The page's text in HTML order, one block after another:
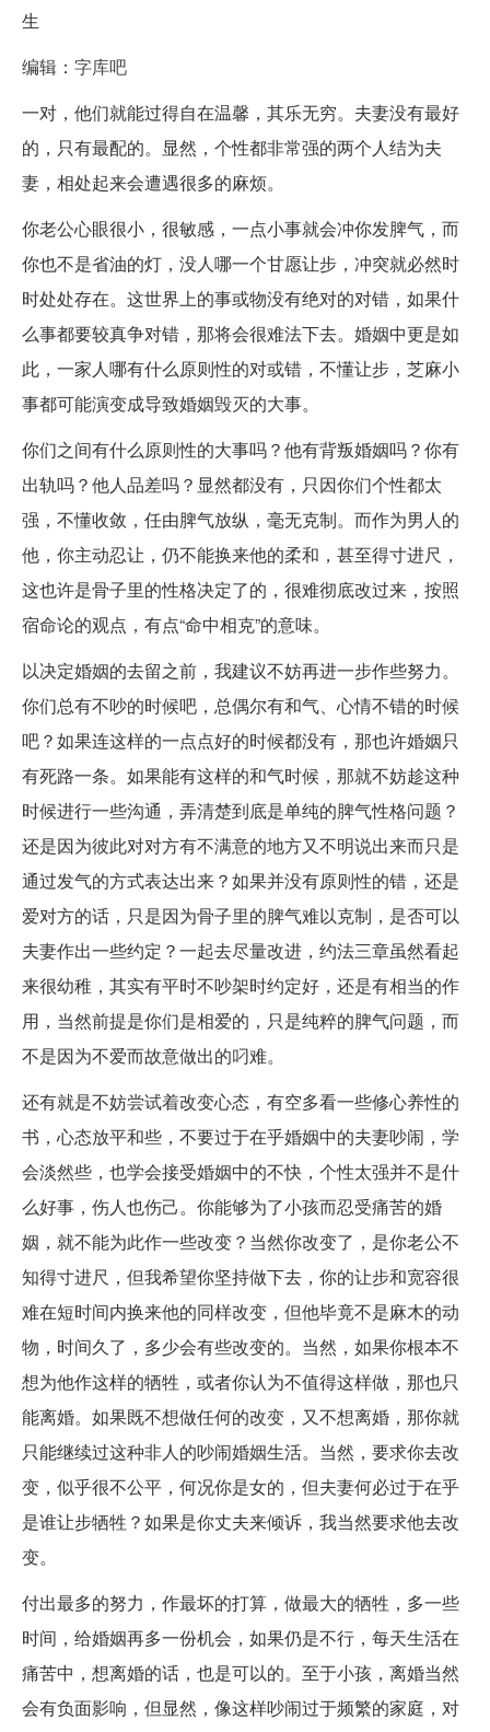
生
编辑： 字库吧
一对，他们就能过得自在温馨，其乐无穷。夫妻没有最好
的，只有最配的。显然，个性都非常强的两个人结为夫
妻，相处起来会遭遇很多的麻烦。
你老公心眼很小，很敏感，一点小事就会冲你发脾气，而
你也不是省油的灯，没人哪一个甘愿让步，冲突就必然时
时处处存在。这世界上的事或物没有绝对的对错，如果什
么事都要较真争对错，那将会很难法下去。婚姻中更是如
此，一家人哪有什么原则性的对或错，不懂让步，芝麻小
事都可能演变成导致婚姻毁灭的大事。
你们之间有什么原则性的大事吗？他有背叛婚姻吗？你有
出轨吗？他人品差吗？显然都没有，只因你们个性都太
强，不懂收敛，任由脾气放纵，毫无克制。而作为男人的
他，你主动忍让，仍不能换来他的柔和，甚至得寸进尺，
这也许是骨子里的性格决定了的，很难彻底改过来，按照
宿命论的观点，有点“命中相克”的意味。
以决定婚姻的去留之前，我建议不妨再进一步作些努力。
你们总有不吵的时候吧，总偶尔有和气、心情不错的时候
吧？如果连这样的一点点好的时候都没有，那也许婚姻只
有死路一条。如果能有这样的和气时候，那就不妨趁这种
时候进行一些沟通，弄清楚到底是单纯的脾气性格问题？
还是因为彼此对对方有不满意的地方又不明说出来而只是
通过发气的方式表达出来？如果并没有原则性的错，还是
爱对方的话，只是因为骨子里的脾气难以克制，是否可以
夫妻作出一些约定？一起去尽量改进，约法三章虽然看起
来很幼稚，其实有平时不吵架时约定好，还是有相当的作
用，当然前提是你们是相爱的，只是纯粹的脾气问题，而
不是因为不爱而故意做出的叼难。
还有就是不妨尝试着改变心态，有空多看一些修心养性的
书，心态放平和些，不要过于在乎婚姻中的夫妻吵闹，学
会淡然些，也学会接受婚姻中的不快，个性太强并不是什
么好事，伤人也伤己。你能够为了小孩而忍受痛苦的婚
姻，就不能为此作一些改变？当然你改变了，是你老公不
知得寸进尺，但我希望你坚持做下去，你的让步和宽容很
难在短时间内换来他的同样改变，但他毕竟不是麻木的动
物，时间久了，多少会有些改变的。当然，如果你根本不
想为他作这样的牺牲，或者你认为不值得这样做，那也只
能离婚。如果既不想做任何的改变，又不想离婚，那你就
只能继续过这种非人的吵闹婚姻生活。当然，要求你去改
变，似乎很不公平，何况你是女的，但夫妻何必过于在乎
是谁让步牺牲？如果是你丈夫来倾诉，我当然要求他去改
变。
付出最多的努力，作最坏的打算，做最大的牺牲，多一些
时间，给婚姻再多一份机会，如果仍是不行，每天生活在
痛苦中，想离婚的话，也是可以的。至于小孩，离婚当然
会有负面影响，但显然，像这样吵闹过于频繁的家庭，对